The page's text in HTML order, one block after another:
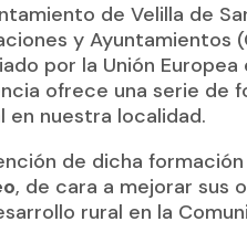
de Velilla de
y Ayuntamientos
por la Unión
ofrece una serie de
en nuestra localidad.
de dicha formación
, de cara a mejorar sus
rural en la